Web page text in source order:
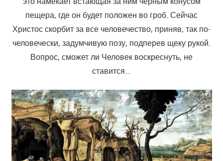
пещера, где он будет положен во гроб. Сейчас
Христос скорбит за все человечество, приняв, так по-
человечески, задумчивую позу, подперев щеку рукой.
Вопрос, сможет ли Человек воскреснуть, не
ставится…